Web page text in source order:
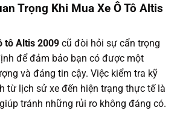
Trọng Khi Mua Xe Ô Tô Altis
tô Altis 2009 cũ đòi hỏi sự cẩn trọng
để đảm bảo bạn có được một
và đáng tin cậy. Việc kiểm tra kỹ
từ lịch sử xe đến hiện trạng thực tế là
tránh những rủi ro không đáng có.